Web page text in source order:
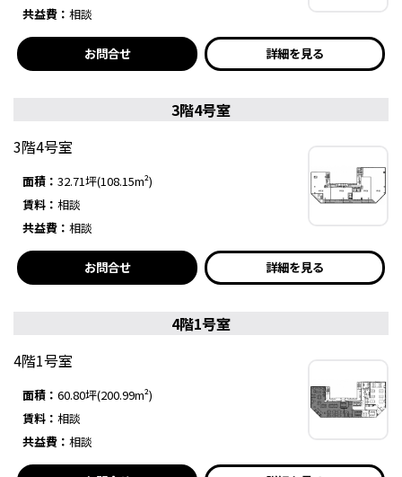
共益費： 相談
お問合せ 詳細を見る
3階4号室
3階4号室
面積： 32.71坪(108.15m²)
賃料： 相談
共益費： 相談
お問合せ 詳細を見る
4階1号室
4階1号室
面積： 60.80坪(200.99m²)
賃料： 相談
共益費： 相談